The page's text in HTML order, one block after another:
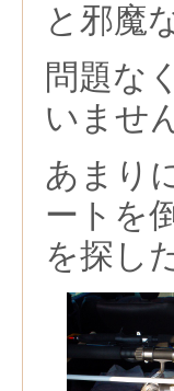
と邪魔
問題な
いませ
あまり
ートを
を探し